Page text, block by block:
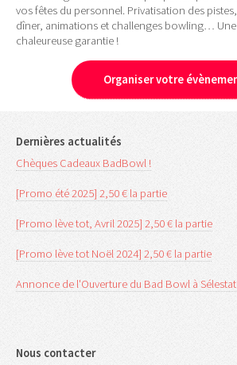
vos fêtes du personnel. Privatisation des
dîner, animations et challenges bowling… Une
chaleureuse garantie !
Organiser votre
Dernières actualités
Chèques Cadeaux BadBowl !
[Promo été 2025] 2,50 € la partie
[Promo lève tot, Avril 2025] 2,50 € la partie
[Promo lève tot Noël 2024] 2,50 € la partie
Annonce de l'Ouverture du Bad Bowl à Sélestat
Nous contacter